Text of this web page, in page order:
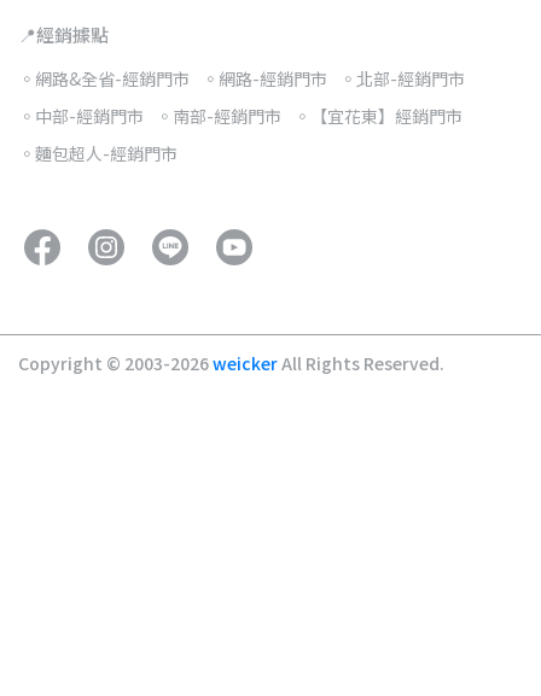
📍經銷據點
◦網路&全省-經銷門市 ◦網路-經銷門市
◦北部-經銷門市
◦中部-經銷門市
◦南部-經銷門市
◦【宜花東】經銷門市
◦麵包超人-經銷門市
Copyright © 2003-2026weickerAll Rights Reserved.